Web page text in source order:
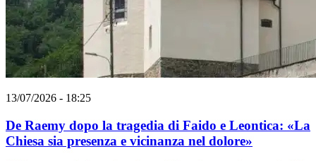
13/07/2026 - 18:25
De Raemy dopo la tragedia di Faido e Leontica: «La
Chiesa sia presenza e vicinanza nel dolore»